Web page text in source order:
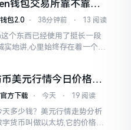
钱包交易所靠不靠
家说说心里话
包2.0 ⋅ 38分钟前 ⋅ 13 阅读
个东西已经使用了挺长一段
实地讲,心里始终存在着一个疙
美元行情今日价格走
散户如何避免追涨杀
方下载 ⋅ 今天 ⋅ 19 阅读
天多少钱？美元行情走势分析
货币叫做以太坊,它的价格走